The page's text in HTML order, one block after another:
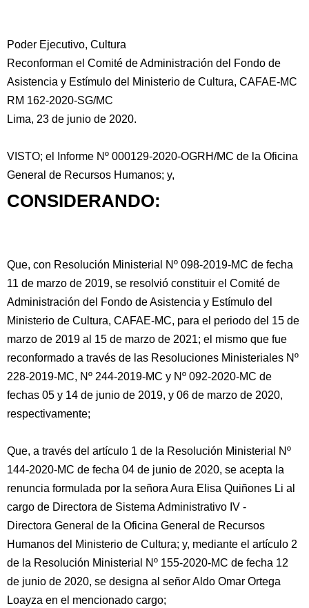
Poder Ejecutivo, Cultura
Reconforman el Comité de Administración del Fondo de
Asistencia y Estímulo del Ministerio de Cultura, CAFAE-MC
RM 162-2020-SG/MC
Lima, 23 de junio de 2020.
VISTO; el Informe Nº 000129-2020-OGRH/MC de la Oficina
General de Recursos Humanos; y,
CONSIDERANDO:
Que, con Resolución Ministerial Nº 098-2019-MC de fecha
11 de marzo de 2019, se resolvió constituir el Comité de
Administración del Fondo de Asistencia y Estímulo del
Ministerio de Cultura, CAFAE-MC, para el periodo del 15 de
marzo de 2019 al 15 de marzo de 2021; el mismo que fue
reconformado a través de las Resoluciones Ministeriales Nº
228-2019-MC, Nº 244-2019-MC y Nº 092-2020-MC de
fechas 05 y 14 de junio de 2019, y 06 de marzo de 2020,
respectivamente;
Que, a través del artículo 1 de la Resolución Ministerial Nº
144-2020-MC de fecha 04 de junio de 2020, se acepta la
renuncia formulada por la señora Aura Elisa Quiñones Li al
cargo de Directora de Sistema Administrativo IV -
Directora General de la Oficina General de Recursos
Humanos del Ministerio de Cultura; y, mediante el artículo 2
de la Resolución Ministerial Nº 155-2020-MC de fecha 12
de junio de 2020, se designa al señor Aldo Omar Ortega
Loayza en el mencionado cargo;